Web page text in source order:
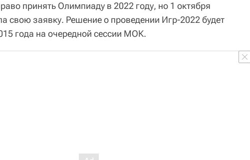
принять Олимпиаду в 2022 году, но 1 октября
свою заявку. Решение о проведении Игр-2022 будет
года на очередной сессии МОК.